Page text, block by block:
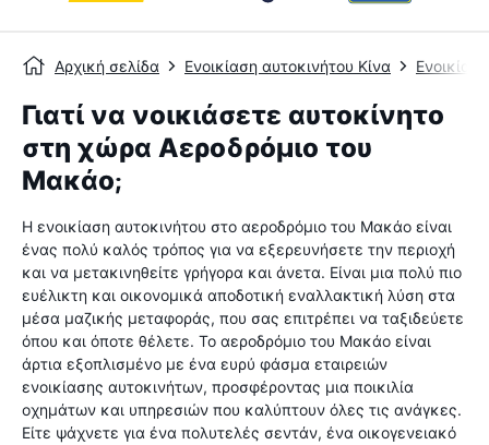
Αρχική σελίδα Ενοικίαση αυτοκινήτου Κίνα
Γιατί να νοικιάσετε αυτοκίνητο
στη χώρα Αεροδρόμιο του
Μακάο;
Η ενοικίαση αυτοκινήτου στο αεροδρόμιο του Μακάο είναι
ένας πολύ καλός τρόπος για να εξερευνήσετε την περιοχή
και να μετακινηθείτε γρήγορα και άνετα. Είναι μια πολύ πιο
ευέλικτη και οικονομικά αποδοτική εναλλακτική λύση στα
μέσα μαζικής μεταφοράς, που σας επιτρέπει να ταξιδεύετε
όπου και όποτε θέλετε. Το αεροδρόμιο του Μακάο είναι
άρτια εξοπλισμένο με ένα ευρύ φάσμα εταιρειών
ενοικίασης αυτοκινήτων, προσφέροντας μια ποικιλία
οχημάτων και υπηρεσιών που καλύπτουν όλες τις ανάγκες.
Είτε ψάχνετε για ένα πολυτελές σεντάν, ένα οικογενειακό